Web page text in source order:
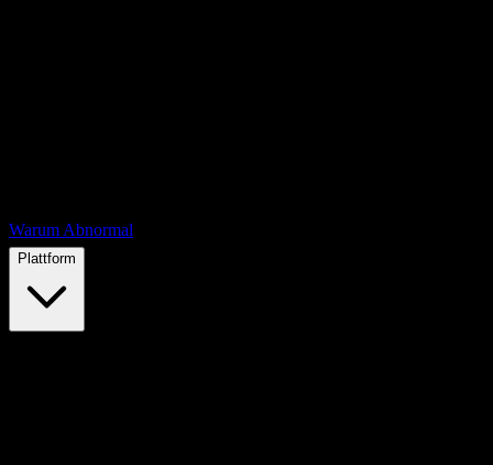
Warum Abnormal
Plattform